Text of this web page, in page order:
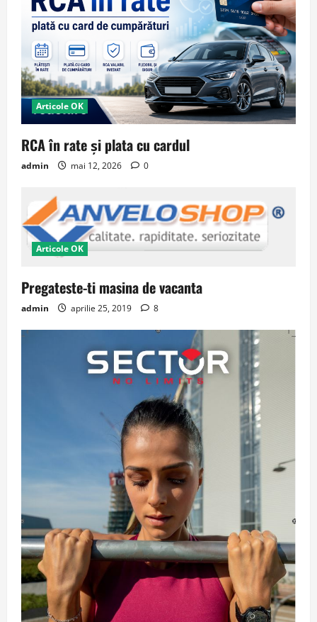
Articole OK
RCA în rate și plata cu cardul
admin mai 12, 2026 0
Articole OK
Pregateste-ti masina de vacanta
admin aprilie 25, 2019 8